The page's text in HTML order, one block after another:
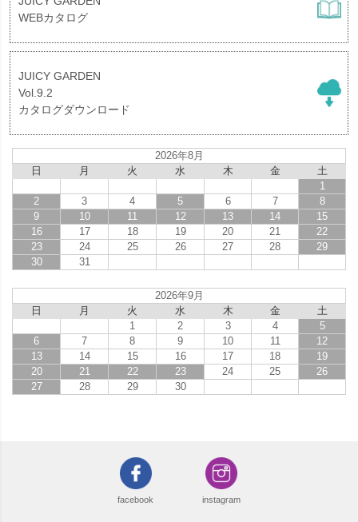
WEBカタログ
JUICY GARDEN
Vol.9.2
カタログダウンロード
2026年8月
日
月 火 水 木 金
土
1
2
3 4 5 6 7
8
9
10 11 12 13 14
15
16
17 18 19 20 21
22
23
24 25 26 27 28
29
30
31
2026年9月
日
月 火 水 木 金
土
1
2 3 4
5
6
7 8 9 10 11
12
13
14 15 16 17 18
19
20
21 22 23 24 25
26
27
28 29 30
facebook instagram